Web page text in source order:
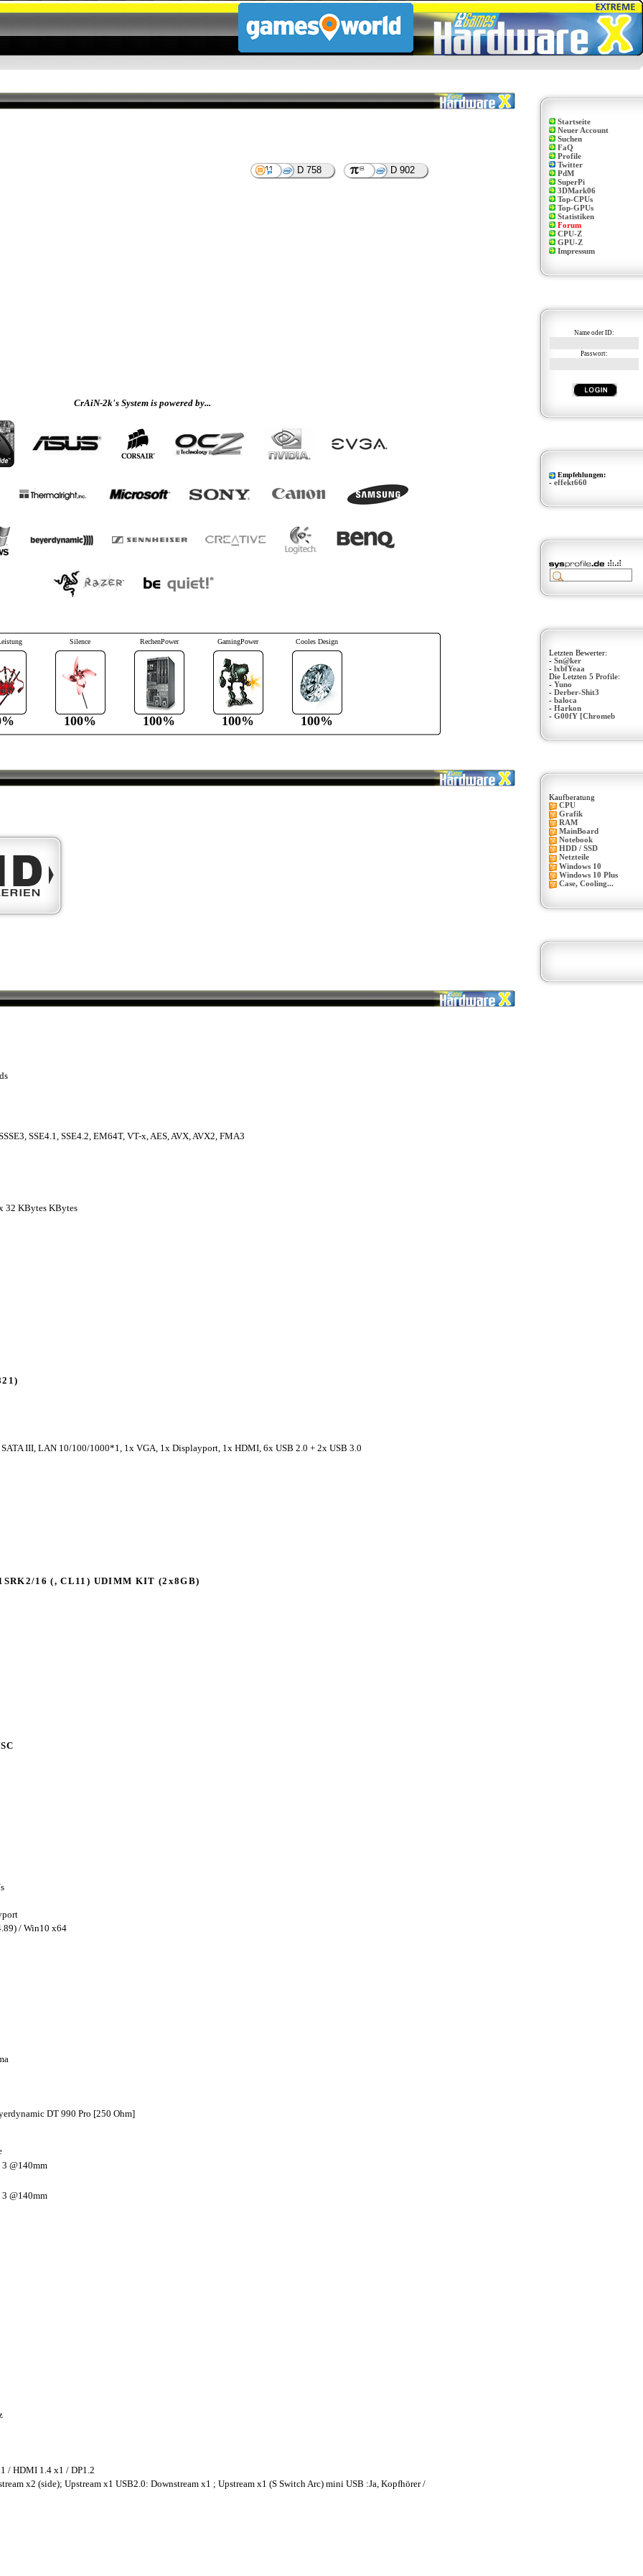
D 758 D 902
CrAiN-2k's System is powered by...
Silence
100%
RechenPower
100%
GamingPower
100%
Cooles Design
100%
SSE4.1, SSE4.2, EM64T, VT-x, AES, AVX, AVX2, FMA3
32 KBytes KBytes
III, LAN 10/100/1000*1, 1x VGA, 1x Displayport, 1x HDMI, 6x USB 2.0 + 2x USB 3.0
16 (, CL11) UDIMM KIT (2x8GB)
/ Win10 x64
DT 990 Pro [250 Ohm]
@140mm
@140mm
/ HDMI 1.4 x1 / DP1.2
x2 (side); Upstream x1 USB2.0: Downstream x1 ; Upstream x1 (S Switch Arc) mini USB :Ja, Kopfhörer /
Startseite
Neuer Account
Suchen
FaQ
Profile
Twitter
PdM
SuperPi
3DMark06
Top-CPUs
Top-GPUs
Statistiken
Forum
CPU-Z
GPU-Z
Impressum
Name oder ID:
Passwort:
Empfehlungen:
- effekt660
Letzten Bewerter:
- Sn@ker
- lxbfYeaa
Die Letzten 5 Profile:
- Yuno
- Derber-Shit3
- baloca
- Harkon
- G00fY [Chromeb
Kaufberatung
CPU
Grafik
RAM
MainBoard
Notebook
HDD / SSD
Netzteile
Windows 10
Windows 10 Plus
Case, Cooling...